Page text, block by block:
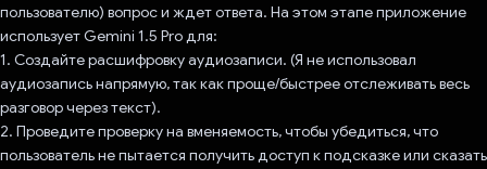
пользователю) вопрос и ждет ответа. На этом этапе приложение
использует Gemini 1.5 Pro для:
1. Создайте расшифровку аудиозаписи. (Я не использовал
аудиозапись напрямую, так как проще/быстрее отслеживать весь
разговор через текст).
2. Проведите проверку на вменяемость, чтобы убедиться, что
пользователь не пытается получить доступ к подсказке или сказать